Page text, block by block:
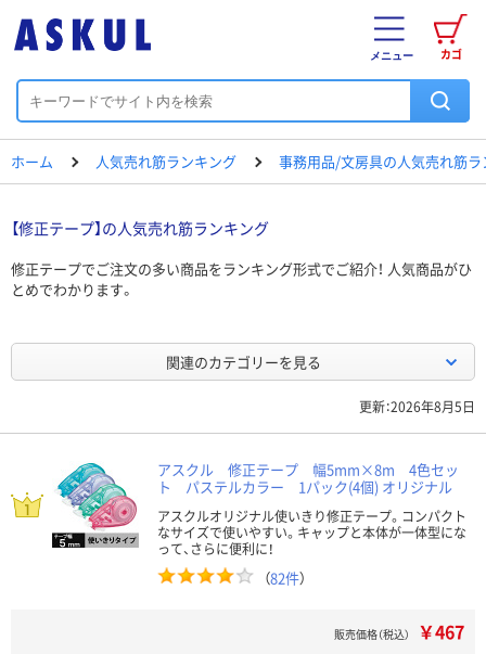
カゴ
メニュー
ホーム 人気売れ筋ランキング 事務用品/文房具の人気売れ筋ラ
【修正テープ】の人気売れ筋ランキング
修正テープでご注文の多い商品をランキング形式でご紹介！ 人気商品がひ
とめでわかります。
関連のカテゴリーを見る
更新：2026年8月5日
アスクル 修正テープ 幅5mm×8m 4色セッ
ト パステルカラー 1パック(4個) オリジナル
アスクルオリジナル使いきり修正テープ。コンパクト
なサイズで使いやすい。キャップと本体が一体型にな
って、さらに便利に！
（82件）
販売価格（税込） ￥467